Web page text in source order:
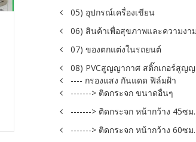
05) อุปกรณ์เครื่องเขียน
06) สินค้าเพื่อสุขภาพและความงาม
07) ของตกแต่งในรถยนต์
08) PVCสูญญากาศ สติ๊กเกอร์สูญ
---- กรองแสง กันแดด ฟิล์มฝ้า
-------> ติดกระจก ขนาดอื่นๆ
-------> ติดกระจก หน้ากว้าง 45ซม.
-------> ติดกระจก หน้ากว้าง 60ซม.